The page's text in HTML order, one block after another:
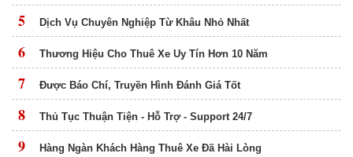
5 Dịch Vụ Chuyên Nghiệp Từ Khâu Nhỏ Nhất
6 Thương Hiệu Cho Thuê Xe Uy Tín Hơn 10 Năm
7 Được Báo Chí, Truyền Hình Đánh Giá Tốt
8 Thủ Tục Thuận Tiện - Hỗ Trợ - Support 24/7
9 Hàng Ngàn Khách Hàng Thuê Xe Đã Hài Lòng